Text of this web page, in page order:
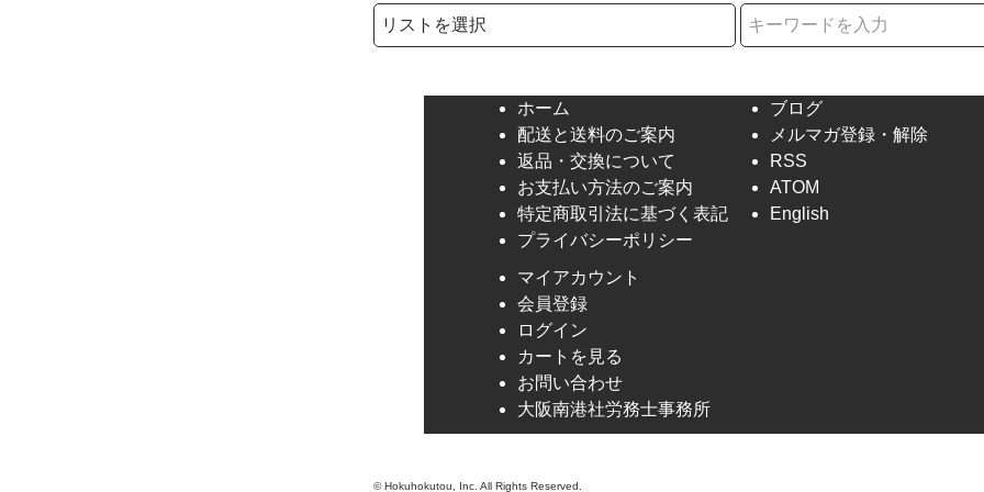
検索リストの選択
ホーム
配送と送料のご案内
返品・交換について
お支払い方法のご案内
特定商取引法に基づく表記
プライバシーポリシー
ブログ
メルマガ登録・解除
RSS
ATOM
English
マイアカウント
会員登録
ログイン
カートを見る
お問い合わせ
大阪南港社労務士事務所
© Hokuhokutou, Inc. All Rights Reserved.